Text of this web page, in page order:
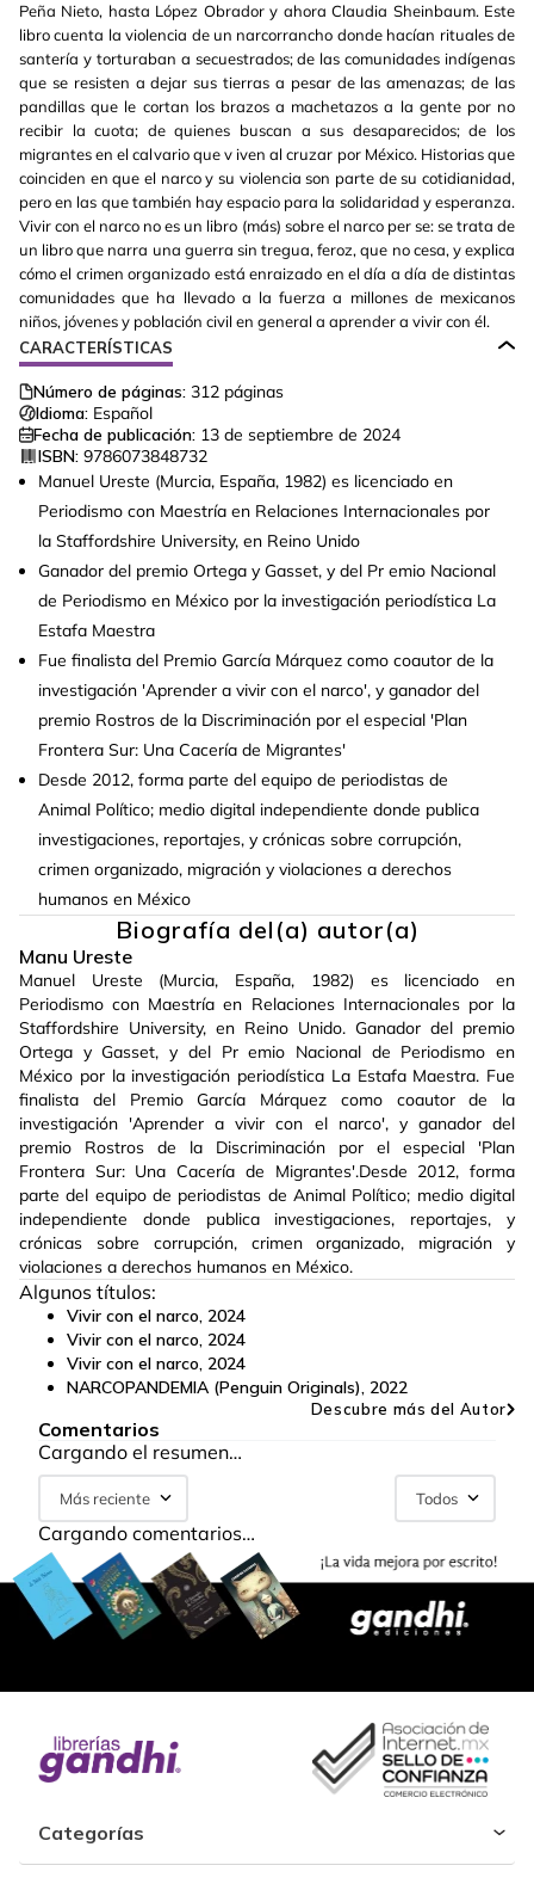
Peña Nieto, hasta López Obrador y ahora Claudia Sheinbaum. Este
libro cuenta la violencia de un narcorrancho donde hacían rituales de
santería y torturaban a secuestrados; de las comunidades indígenas
que se resisten a dejar sus tierras a pesar de las amenazas; de las
pandillas que le cortan los brazos a machetazos a la gente por no
recibir la cuota; de quienes buscan a sus desaparecidos; de los
migrantes en el calvario que v iven al cruzar por México. Historias que
coinciden en que el narco y su violencia son parte de su cotidianidad,
pero en las que también hay espacio para la solidaridad y esperanza.
Vivir con el narco no es un libro (más) sobre el narco per se: se trata de
un libro que narra una guerra sin tregua, feroz, que no cesa, y explica
cómo el crimen organizado está enraizado en el día a día de distintas
comunidades que ha llevado a la fuerza a millones de mexicanos
niños, jóvenes y población civil en general a aprender a vivir con él.
CARACTERÍSTICAS
Número de páginas: 312 páginas
Idioma: Español
Fecha de publicación: 13 de septiembre de 2024
ISBN: 9786073848732
Manuel Ureste (Murcia, España, 1982) es licenciado en
Periodismo con Maestría en Relaciones Internacionales por
la Staffordshire University, en Reino Unido
Ganador del premio Ortega y Gasset, y del Pr emio Nacional
de Periodismo en México por la investigación periodística La
Estafa Maestra
Fue finalista del Premio García Márquez como coautor de la
investigación 'Aprender a vivir con el narco', y ganador del
premio Rostros de la Discriminación por el especial 'Plan
Frontera Sur: Una Cacería de Migrantes'
Desde 2012, forma parte del equipo de periodistas de
Animal Político; medio digital independiente donde publica
investigaciones, reportajes, y crónicas sobre corrupción,
crimen organizado, migración y violaciones a derechos
humanos en México
Biografía del(a) autor(a)
Manu Ureste
Manuel Ureste (Murcia, España, 1982) es licenciado en
Periodismo con Maestría en Relaciones Internacionales por la
Staffordshire University, en Reino Unido. Ganador del premio
Ortega y Gasset, y del Pr emio Nacional de Periodismo en
México por la investigación periodística La Estafa Maestra. Fue
finalista del Premio García Márquez como coautor de la
investigación 'Aprender a vivir con el narco', y ganador del
premio Rostros de la Discriminación por el especial 'Plan
Frontera Sur: Una Cacería de Migrantes'.Desde 2012, forma
parte del equipo de periodistas de Animal Político; medio digital
independiente donde publica investigaciones, reportajes, y
crónicas sobre corrupción, crimen organizado, migración y
violaciones a derechos humanos en México.
Algunos títulos:
Vivir con el narco, 2024
Vivir con el narco, 2024
Vivir con el narco, 2024
NARCOPANDEMIA (Penguin Originals), 2022
Descubre más del Autor
Comentarios
Cargando el resumen…
Más reciente Todos
Cargando comentarios…
Categorías